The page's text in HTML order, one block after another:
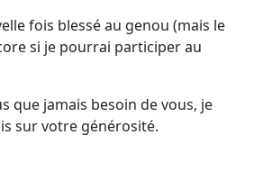
fois blessé au genou (mais le
si je pourrai participer au
que jamais besoin de vous, je
sur votre générosité.